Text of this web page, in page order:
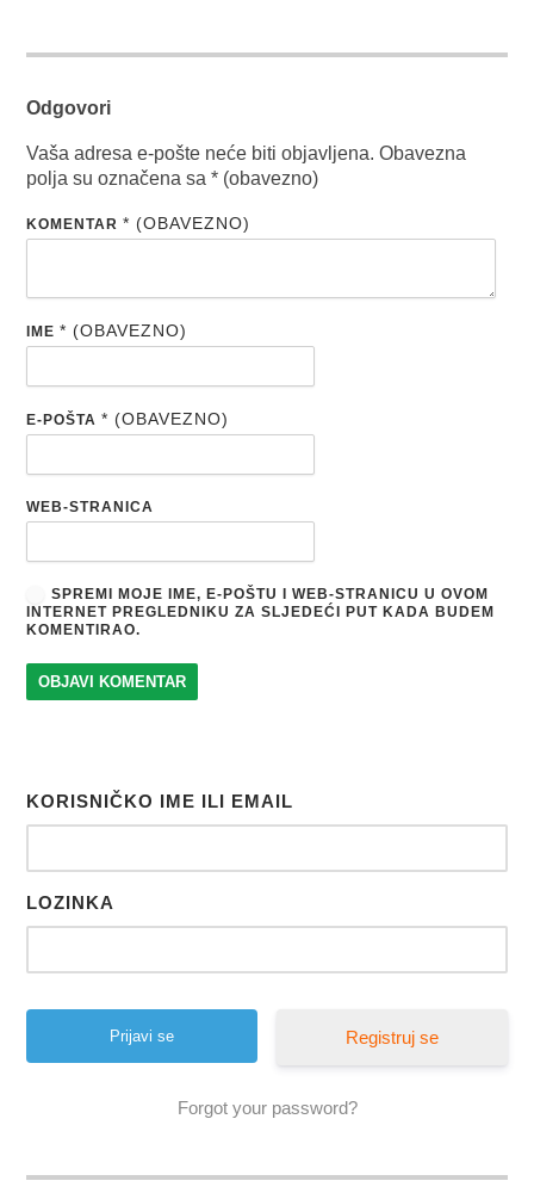
Odgovori
Vaša adresa e-pošte neće biti objavljena. Obavezna
polja su označena sa* (obavezno)
KOMENTAR* (OBAVEZNO)
IME* (OBAVEZNO)
E-POŠTA* (OBAVEZNO)
WEB-STRANICA
SPREMI MOJE IME, E-POŠTU I WEB-STRANICU U OVOM
INTERNET PREGLEDNIKU ZA SLJEDEĆI PUT KADA BUDEM
KOMENTIRAO.
KORISNIČKO IME ILI EMAIL
LOZINKA
Registruj se
Forgot your password?